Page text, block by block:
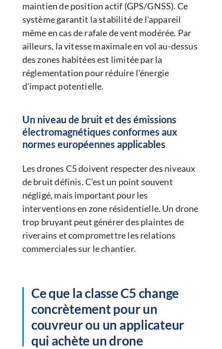
maintien de position actif (GPS/GNSS). Ce
système garantit la stabilité de l'appareil
même en cas de rafale de vent modérée. Par
ailleurs, la vitesse maximale en vol au-dessus
des zones habitées est limitée par la
réglementation pour réduire l'énergie
d'impact potentielle.
Un niveau de bruit et des émissions
électromagnétiques conformes aux
normes européennes applicables
Les drones C5 doivent respecter des niveaux
de bruit définis. C'est un point souvent
négligé, mais important pour les
interventions en zone résidentielle. Un drone
trop bruyant peut générer des plaintes de
riverains et compromettre les relations
commerciales sur le chantier.
Ce que la classe C5 change
concrètement pour un
couvreur ou un applicateur
qui achète un drone